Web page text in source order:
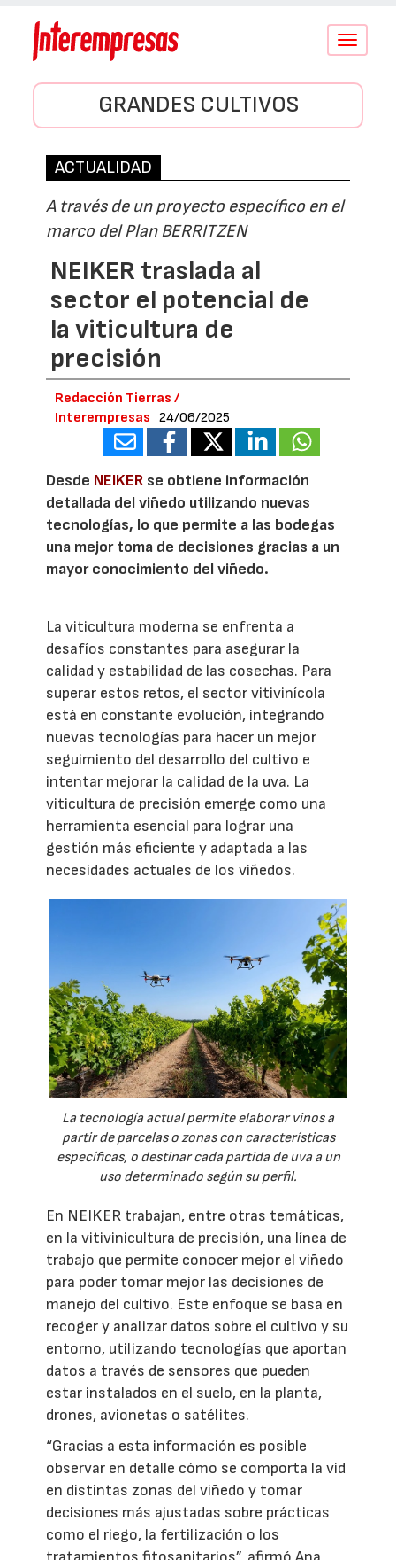
Conmutar
GRANDES CULTIVOS
ACTUALIDAD
A través de un proyecto específico en el
marco del Plan BERRITZEN
NEIKER traslada al
sector el potencial de
la viticultura de
precisión
Redacción Tierras /
Interempresas
24/06/2025
Desde NEIKER se obtiene información
detallada del viñedo utilizando nuevas
tecnologías, lo que permite a las bodegas
una mejor toma de decisiones gracias a un
mayor conocimiento del viñedo.
La viticultura moderna se enfrenta a
desafíos constantes para asegurar la
calidad y estabilidad de las cosechas. Para
superar estos retos, el sector vitivinícola
está en constante evolución, integrando
nuevas tecnologías para hacer un mejor
seguimiento del desarrollo del cultivo e
intentar mejorar la calidad de la uva. La
viticultura de precisión emerge como una
herramienta esencial para lograr una
gestión más eficiente y adaptada a las
necesidades actuales de los viñedos.
La tecnología actual permite elaborar vinos a
partir de parcelas o zonas con características
específicas, o destinar cada partida de uva a un
uso determinado según su perfil.
En NEIKER trabajan, entre otras temáticas,
en la vitivinicultura de precisión, una línea de
trabajo que permite conocer mejor el viñedo
para poder tomar mejor las decisiones de
manejo del cultivo. Este enfoque se basa en
recoger y analizar datos sobre el cultivo y su
entorno, utilizando tecnologías que aportan
datos a través de sensores que pueden
estar instalados en el suelo, en la planta,
drones, avionetas o satélites.
“Gracias a esta información es posible
observar en detalle cómo se comporta la vid
en distintas zonas del viñedo y tomar
decisiones más ajustadas sobre prácticas
como el riego, la fertilización o los